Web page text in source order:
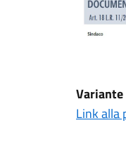
Variante
Link alla